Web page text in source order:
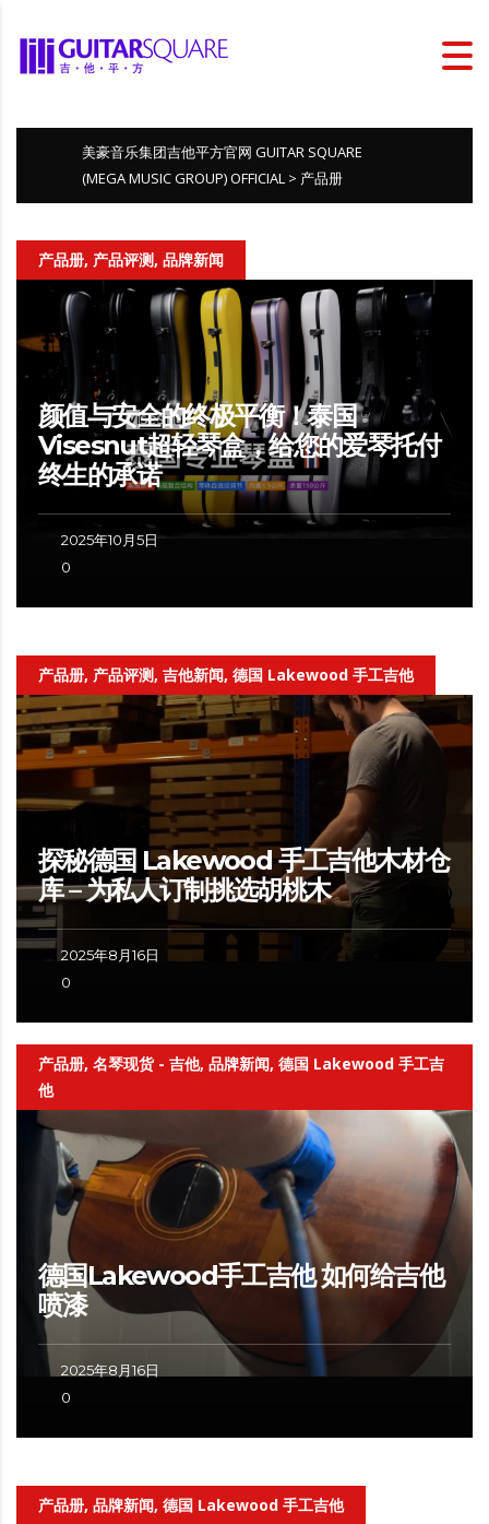
美豪音乐集团吉他平方官网 GUITAR SQUARE
(MEGA MUSIC GROUP) OFFICIAL > 产品册
产品册, 产品评测, 品牌新闻
颜值与安全的终极平衡！泰国
Visesnut超轻琴盒，给您的爱琴托付
终生的承诺
2025年10月5日
0
产品册, 产品评测, 吉他新闻, 德国 Lakewood 手工吉他
探秘德国 Lakewood 手工吉他木材仓
库 – 为私人订制挑选胡桃木
2025年8月16日
0
产品册, 名琴现货 - 吉他, 品牌新闻, 德国 Lakewood 手工吉
他
德国Lakewood手工吉他 如何给吉他
喷漆
2025年8月16日
0
产品册, 品牌新闻, 德国 Lakewood 手工吉他